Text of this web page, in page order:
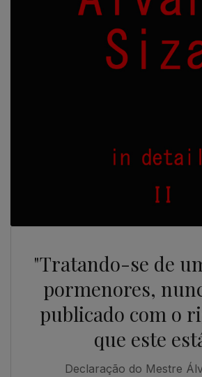
"Tratando-se de
pormenores,
publicado com o
que este
Declaração do Mestre